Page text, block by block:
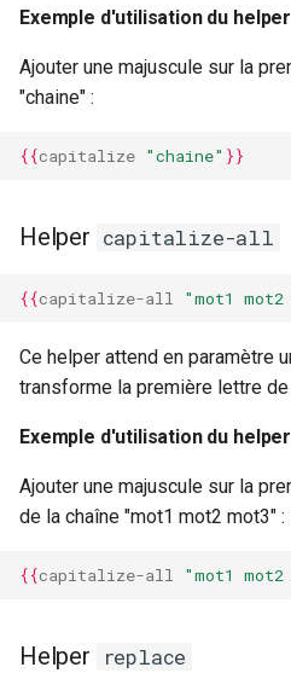
Exemple d'utilisation du helper
Ajouter une majuscule sur la
"chaine" :
{{capitalize "chaine" }}
Helper capitalize-all
{{capitalize-all "mot1 mot2
Ce helper attend en paramètre
transforme la première lettre
Exemple d'utilisation du helper
Ajouter une majuscule sur la
de la chaîne "mot1 mot2 mot3" :
{{capitalize-all "mot1 mot2
Helper replace